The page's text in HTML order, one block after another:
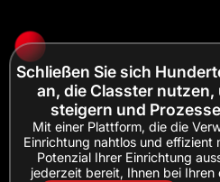
Schließen Sie sich
an, die Classter
steigern und
Mit einer Plattform, die die
Einrichtung nahtlos und effizient
Potenzial Ihrer Einrichtung
jederzeit bereit, Ihnen bei